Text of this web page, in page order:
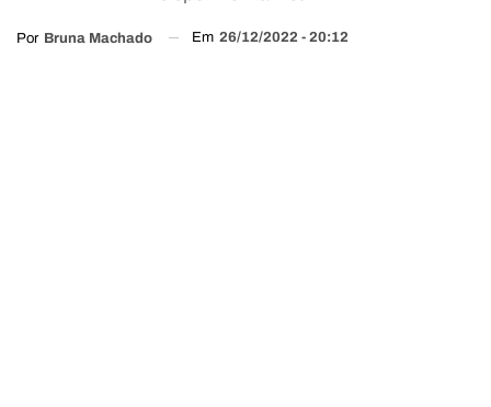
Por Bruna Machado Em 26/12/2022 - 20:12